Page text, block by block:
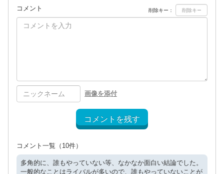
コメント 削除キー：
画像を添付
コメントを残す
コメント一覧 （10件）
多角的に、誰もやっていない等、なかなか面白い結論でした。
一般的なことはライバルが多いので、誰もやっていないことが